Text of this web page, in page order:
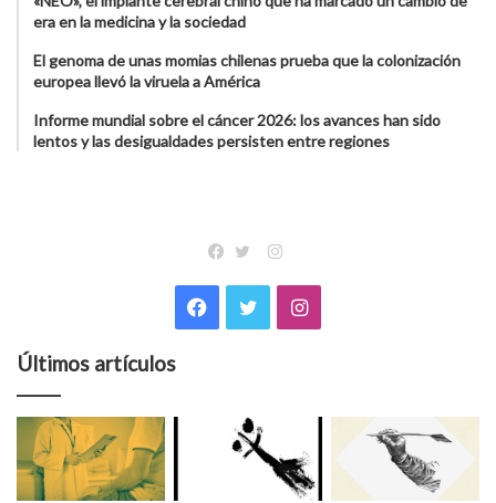
era en la medicina y la sociedad
El genoma de unas momias chilenas prueba que la colonización
europea llevó la viruela a América
Informe mundial sobre el cáncer 2026: los avances han sido
lentos y las desigualdades persisten entre regiones
Instagram
Facebook
TwitterInstagram
Últimos artículos